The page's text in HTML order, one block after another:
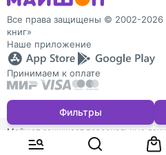
Фильтры
Все права защищены © 2002-
книг»
Наше приложение
Принимаем к оплате
Майшоп защищает персональные
и обрабатывает Cookies для